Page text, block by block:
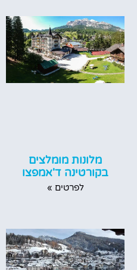
מלונות מומלצים
בקורטינה ד'אמפצו
לפרטים »